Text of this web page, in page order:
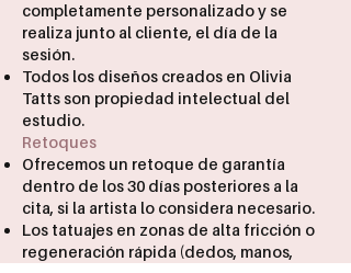
completamente personalizado y se
realiza junto al cliente, el día de la
sesión.
Todos los diseños creados en Olivia
Tatts son propiedad intelectual del
estudio.
Retoques
Ofrecemos un retoque de garantía
dentro de los 30 días posteriores a la
cita, si la artista lo considera necesario.
Los tatuajes en zonas de alta fricción o
regeneración rápida (dedos, manos,